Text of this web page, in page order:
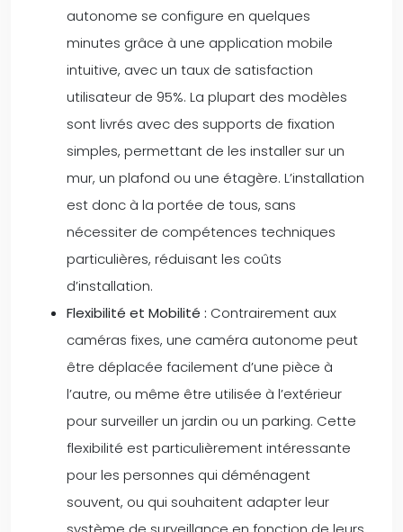
autonome se configure en quelques
minutes grâce à une application mobile
intuitive, avec un taux de satisfaction
utilisateur de 95%. La plupart des modèles
sont livrés avec des supports de fixation
simples, permettant de les installer sur un
mur, un plafond ou une étagère. L’installation
est donc à la portée de tous, sans
nécessiter de compétences techniques
particulières, réduisant les coûts
d’installation.
Flexibilité et Mobilité : Contrairement aux
caméras fixes, une caméra autonome peut
être déplacée facilement d’une pièce à
l’autre, ou même être utilisée à l’extérieur
pour surveiller un jardin ou un parking. Cette
flexibilité est particulièrement intéressante
pour les personnes qui déménagent
souvent, ou qui souhaitent adapter leur